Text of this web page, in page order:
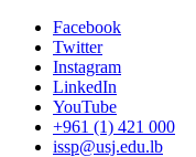
Facebook
Twitter
Instagram
LinkedIn
YouTube
+961 (1) 421 000
issp@usj.edu.lb